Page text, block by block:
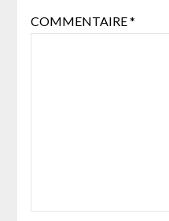
COMMENTAIRE*